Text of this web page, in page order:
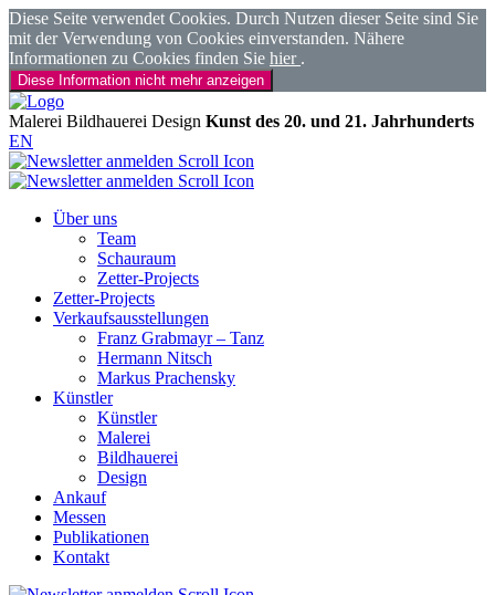
Diese Seite verwendet Cookies. Durch Nutzen dieser Seite sind Sie
mit der Verwendung von Cookies einverstanden. Nähere
Informationen zu Cookies finden Sie hier .
Diese Information nicht mehr anzeigen
Malerei Bildhauerei Design Kunst des 20. und 21. Jahrhunderts
EN
Über uns
Team
Schauraum
Zetter-Projects
Zetter-Projects
Verkaufsausstellungen
Franz Grabmayr – Tanz
Hermann Nitsch
Markus Prachensky
Künstler
Künstler
Malerei
Bildhauerei
Design
Ankauf
Messen
Publikationen
Kontakt